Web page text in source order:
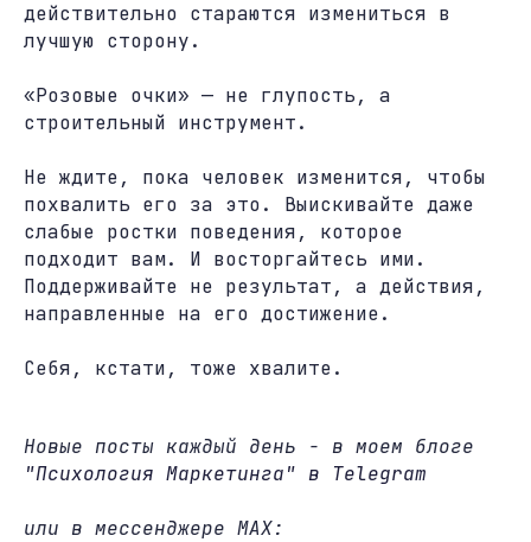
действительно стараются измениться в
лучшую сторону.
«Розовые очки» — не глупость, а
строительный инструмент.
Не ждите, пока человек изменится, чтобы
похвалить его за это. Выискивайте даже
слабые ростки поведения, которое
подходит вам. И восторгайтесь ими.
Поддерживайте не результат, а действия,
направленные на его достижение.
Себя, кстати, тоже хвалите.
Новые посты каждый день - в моем блоге
"Психология Маркетинга" в Telegram
или в мессенджере MAX: